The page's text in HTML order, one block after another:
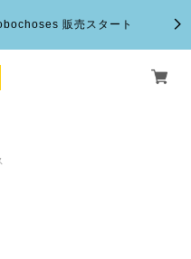
販売スタート